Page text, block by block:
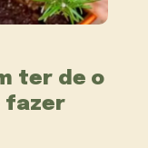
ter de o
fazer